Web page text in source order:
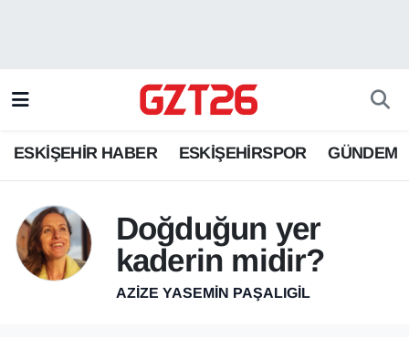
ESKİŞEHİR HABER ESKİŞEHİRSPOR GÜNDEM
Doğduğun yer
kaderin midir?
AZIZE YASEMIN PAŞALIGIL
ESKİŞEHİRSPOR
GÜNDEM
SPOR
Odunpazarı Trafik Yoğunluk Haritası
Süper Lig Puan Durumu ve Fikstür
Tüm Manşetler
Son Dakika Haberleri
Haber Arşivi